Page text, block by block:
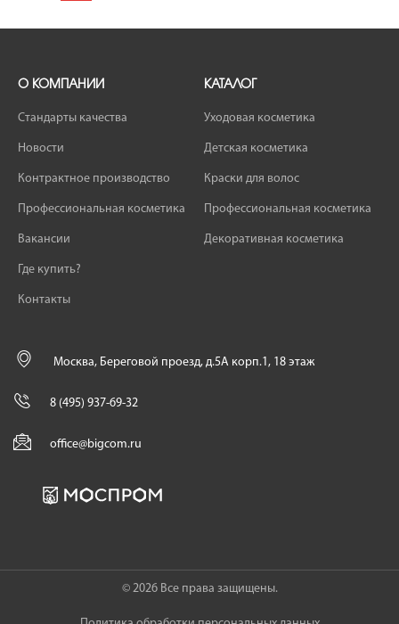
О КОМПАНИИ
Стандарты качества
Новости
Контрактное производство
Профессиональная косметика
Вакансии
Где купить?
Контакты
КАТАЛОГ
Уходовая косметика
Детская косметика
Краски для волос
Профессиональная косметика
Декоративная косметика
Москва, Береговой проезд, д.5А корп.1, 18 этаж
8 (495) 937-69-32
office@bigcom.ru
© 2026 Все права защищены.